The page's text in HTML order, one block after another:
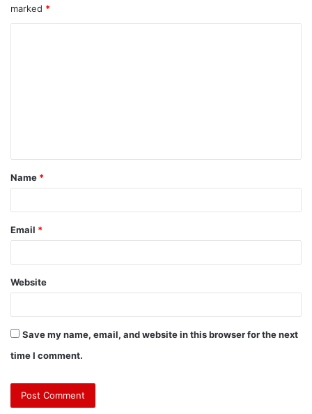
marked *
Name *
Email *
Website
Save my name, email, and website in this browser for the next
time I comment.